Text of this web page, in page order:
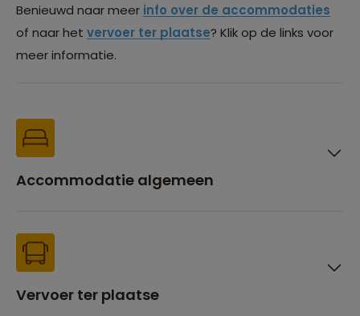
Benieuwd naar meer info over de accommodaties
of naar het vervoer ter plaatse? Klik op de links voor
meer informatie.
Accommodatie algemeen
Vervoer ter plaatse